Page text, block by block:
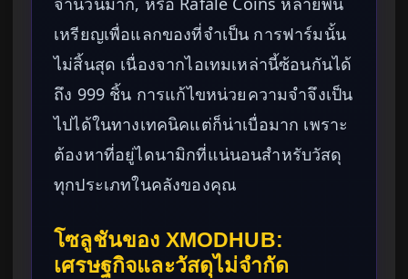
เหรียญเพื่อแลกของที่จำเป็น การฟาร์มนั้น
ไม่สิ้นสุด เนื่องจากไอเทมเหล่านี้ซ้อนกันได้
ถึง 999 ชิ้น การแก้ไขหน่วยความจำจึงเป็น
ไปได้ในทางเทคนิคแต่ก็น่าเบื่อมาก เพราะ
ต้องหาที่อยู่ไดนามิกที่แน่นอนสำหรับวัสดุ
ทุกประเภทในคลังของคุณ
โซลูชันของ XMODHUB:
เศรษฐกิจและวัสดุไม่จำกัด